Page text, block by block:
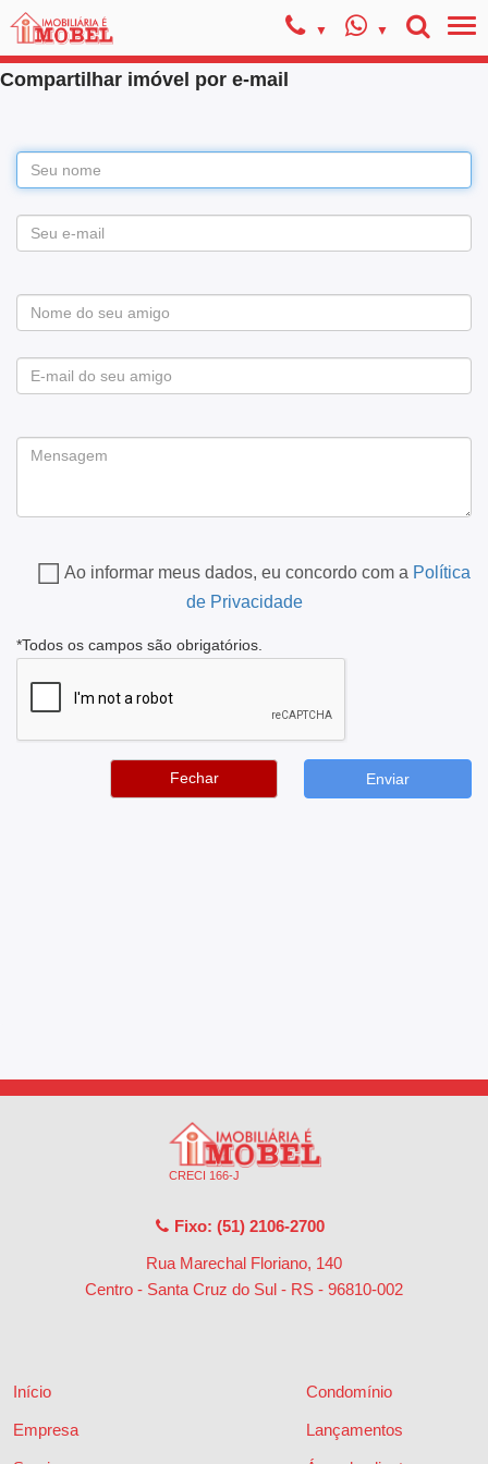
Compartilhar imóvel por e-mail
Ao informar meus dados, eu concordo com a Política
de Privacidade
*Todos os campos são obrigatórios.
Fechar
CRECI 166-J
Fixo: (51) 2106-2700
Rua Marechal Floriano, 140
Centro - Santa Cruz do Sul - RS - 96810-002
Início
Empresa
Condomínio
Lançamentos